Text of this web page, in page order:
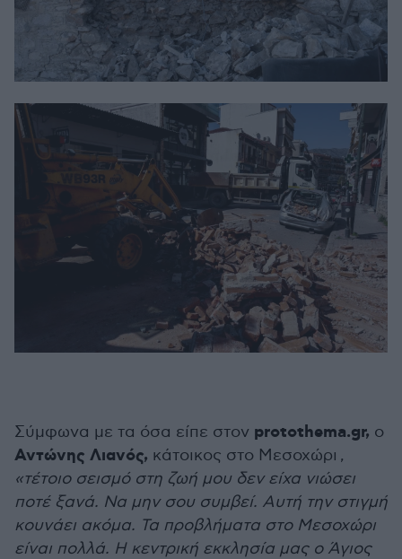
Σύμφωνα με τα όσα είπε στον protothema.gr, ο
Αντώνης Λιανός, κάτοικος στο Μεσοχώρι ,
«τέτοιο σεισμό στη ζωή μου δεν είχα νιώσει
ποτέ ξανά. Να μην σου συμβεί. Αυτή την στιγμή
κουνάει ακόμα. Τα προβλήματα στο Μεσοχώρι
είναι πολλά. Η κεντρική εκκλησία μας ο Άγιος